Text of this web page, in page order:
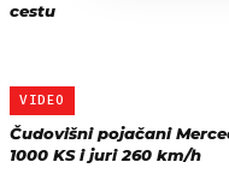
cestu
VIDEO
Čudovišni pojačani
1000 KS i juri 260 km/h